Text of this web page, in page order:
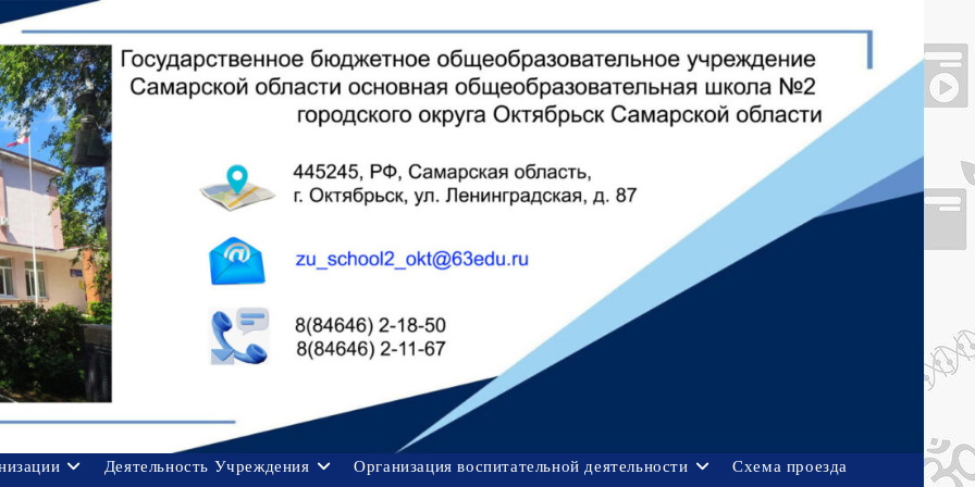
Деятельность Учреждения Организация воспитательной деятельности
Схема проезда